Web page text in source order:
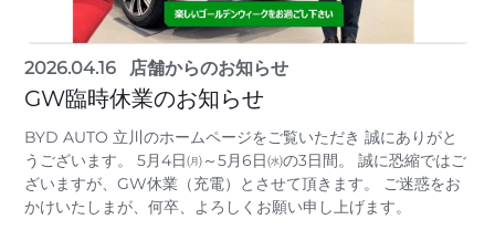
2026.04.16 店舗からのお知らせ
GW臨時休業のお知らせ
BYD AUTO 立川のホームページをご覧いただき 誠にありがと
うございます。 5月4日㈪～5月6日㈬の3日間。 誠に恐縮ではご
ざいますが、GW休業（充電）とさせて頂きます。 ご迷惑をお
かけいたしまが、何卒、よろしくお願い申し上げます。